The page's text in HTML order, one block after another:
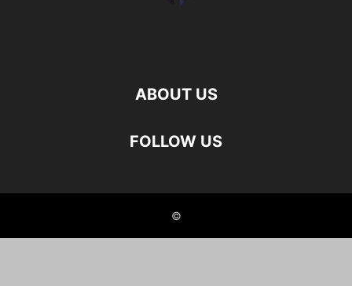
ABOUT US
FOLLOW US
©